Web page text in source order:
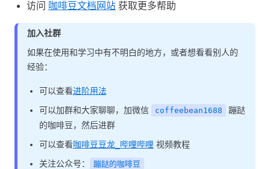
访问 咖啡豆文档网站 获取更多帮助
加入社群
如果在使用和学习中有不明白的地方，或者想看看别人的
经验：
可以查看进阶用法
可以加群和大家聊聊，加微信
coffeebean1688
蹦跶
的咖啡豆，然后进群
可以查看咖啡豆豆龙_哔哩哔哩 视频教程
关注公众号：
蹦跶的咖啡豆